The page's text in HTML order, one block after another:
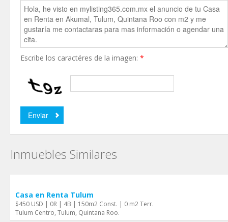
Escribe los caractéres de la imagen: *
Inmuebles Similares
Casa en Renta Tulum
$450 USD | 0R | 4B | 150m2 Const. | 0 m2 Terr.
Tulum Centro, Tulum, Quintana Roo.